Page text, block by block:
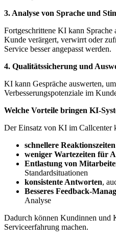
3. Analyse von Sprache und
Fortgeschrittene KI kann Sprache
Kunde verärgert, verwirrt oder
Service besser angepasst werden.
4. Qualitätssicherung und
KI kann Gespräche auswerten,
Verbesserungspotenziale im
Welche Vorteile bringen KI-
Der Einsatz von KI im Callcenter
schnellere Reaktionszeiten
weniger Wartezeiten für
Entlastung von
Standardsituationen
konsistente Antworten,
Besseres Feedback-
Analyse
Dadurch können Kundinnen und
Serviceerfahrung machen.